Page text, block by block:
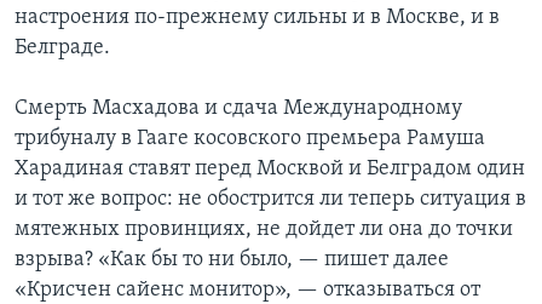
настроения по-прежнему сильны и в Москве, и в
Белграде.
Смерть Масхадова и сдача Международному
трибуналу в Гааге косовского премьера Рамуша
Харадиная ставят перед Москвой и Белградом один
и тот же вопрос: не обострится ли теперь ситуация в
мятежных провинциях, не дойдет ли она до точки
взрыва? «Как бы то ни было, — пишет далее
«Крисчен сайенс монитор», — отказываться от